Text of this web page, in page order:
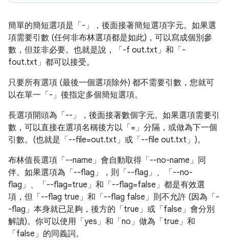
簡單的簡短選項是「-」，後面接著簡短選項字元。如果選
項需要引數 (任何非布林選項都是如此)，可以寫成個別參
數，但並非必要。也就是說，「-f out.txt」和「-
fout.txt」都可以接受。
只要所有選項 (最後一個選項除外) 都不需要引數，您就可
以在單一「-」後指定多個簡短選項。
長選項開頭為「--」，後面接著數個字元。如果選項需要引
數，可以直接在選項名稱後方以「=」分隔，或做為下一個
引數。(也就是「--file=out.txt」或「--file out.txt」)。
布林值長選項「--name」會自動取得「--no-name」同
伴。如果選項為「--flag」，則「--flag」、「--no-
flag」、「--flag=true」和「--flag=false」都是有效選
項，但「--flag true」和「--flag false」則不允許 (因為「-
-flag」本身就已足夠，後方的「true」或「false」會分別
解讀)。你可以使用「yes」和「no」做為「true」和
「false」的同義詞。